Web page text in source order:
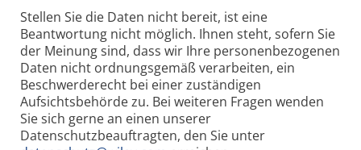
Stellen Sie die Daten nicht bereit, ist eine
Beantwortung nicht möglich. Ihnen steht, sofern Sie
der Meinung sind, dass wir Ihre personenbezogenen
Daten nicht ordnungsgemäß verarbeiten, ein
Beschwerderecht bei einer zuständigen
Aufsichtsbehörde zu. Bei weiteren Fragen wenden
Sie sich gerne an einen unserer
Datenschutzbeauftragten, den Sie unter